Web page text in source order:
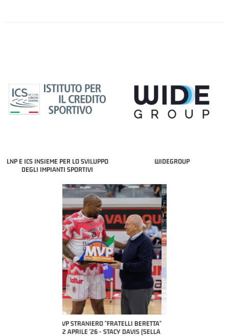
LNP E ICS INSIEME PER LO SVILUPPO
DEGLI IMPIANTI SPORTIVI
WIDEGROUP
MVP "FRATELLI BERETTA" SAMUEL
DILAS B NAZIONALE APRILE '26 -